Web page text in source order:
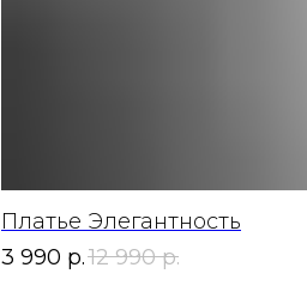
Платье Элегантность
3 990 р.12 990 р.